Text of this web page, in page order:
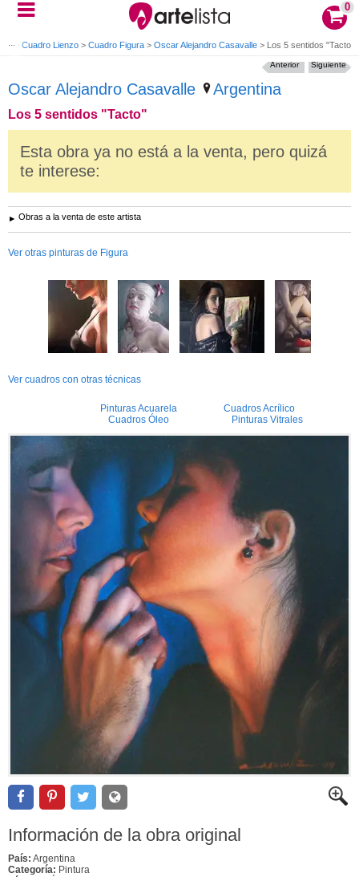
0
> Cuadro Lienzo > Cuadro Figura > Oscar Alejandro Casavalle > Los 5 sentidos "Tacto"
Oscar Alejandro Casavalle Argentina
Los 5 sentidos "Tacto"
Siguiente
Anterior
Esta obra ya no está a la venta, pero quizá
te interese:
Obras a la venta de este artista
Ver otras pinturas de Figura
Ver cuadros con otras técnicas
Pinturas Acuarela
Cuadros Acrílico
Cuadros Óleo
Pinturas Vitrales
Información de la obra original
País: Argentina
Categoría: Pintura